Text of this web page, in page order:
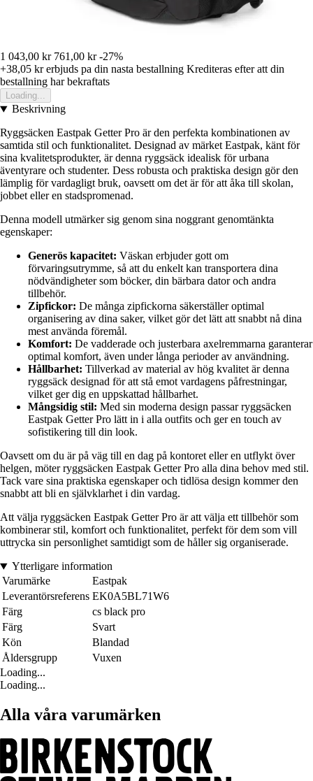
1 043,00 kr 761,00 kr -27%
+38,05 krerbjuds pa din nasta bestallning Krediteras efter att din
bestallning har bekraftats
Loading...
Beskrivning
Ryggsäcken Eastpak Getter Pro är den perfekta kombinationen av
samtida stil och funktionalitet. Designad av märket Eastpak, känt för
sina kvalitetsprodukter, är denna ryggsäck idealisk för urbana
äventyrare och studenter. Dess robusta och praktiska design gör den
lämplig för vardagligt bruk, oavsett om det är för att åka till skolan,
jobbet eller en stadspromenad.
Denna modell utmärker sig genom sina noggrant genomtänkta
egenskaper:
Generös kapacitet: Väskan erbjuder gott om
förvaringsutrymme, så att du enkelt kan transportera dina
nödvändigheter som böcker, din bärbara dator och andra
tillbehör.
Zipfickor: De många zipfickorna säkerställer optimal
organisering av dina saker, vilket gör det lätt att snabbt nå dina
mest använda föremål.
Komfort: De vadderade och justerbara axelremmarna garanterar
optimal komfort, även under långa perioder av användning.
Hållbarhet: Tillverkad av material av hög kvalitet är denna
ryggsäck designad för att stå emot vardagens påfrestningar,
vilket ger dig en uppskattad hållbarhet.
Mångsidig stil: Med sin moderna design passar ryggsäcken
Eastpak Getter Pro lätt in i alla outfits och ger en touch av
sofistikering till din look.
Oavsett om du är på väg till en dag på kontoret eller en utflykt över
helgen, möter ryggsäcken Eastpak Getter Pro alla dina behov med stil.
Tack vare sina praktiska egenskaper och tidlösa design kommer den
snabbt att bli en självklarhet i din vardag.
Att välja ryggsäcken Eastpak Getter Pro är att välja ett tillbehör som
kombinerar stil, komfort och funktionalitet, perfekt för dem som vill
uttrycka sin personlighet samtidigt som de håller sig organiserade.
Ytterligare information
Varumärke
Eastpak
Leverantörsreferens EK0A5BL71W6
Färg
cs black pro
Färg
Svart
Kön
Blandad
Åldersgrupp
Vuxen
Loading...
Loading...
Alla våra varumärken